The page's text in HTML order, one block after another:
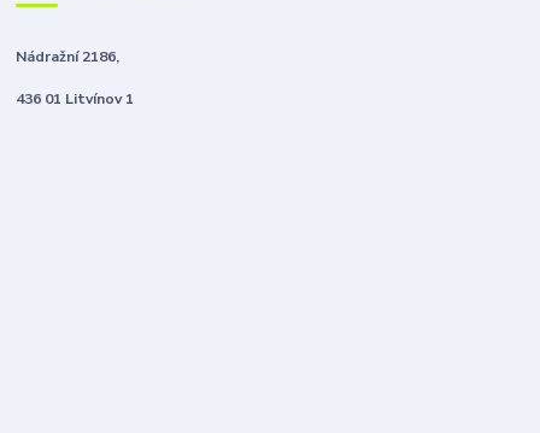
Nádražní 2186,
436 01 Litvínov 1